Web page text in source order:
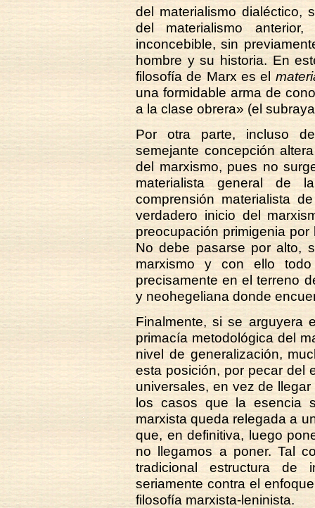
del materialismo dialéctico,
del materialismo
inconcebible, sin
hombre y su historia. En
filosofía de Marx es el
una formidable arma de
a la clase obrera» (el
Por otra parte, incluso
semejante concepción
del marxismo, pues no
materialista general de
comprensión materialista
verdadero inicio del
preocupación primigenia
No debe pasarse por alto,
marxismo y con ello
precisamente en el terreno
y neohegeliana donde
Finalmente, si se arguyera
primacía metodológica del
nivel de generalización,
esta posición, por pecar del
universales, en vez de
los casos que la esencia
marxista queda relegada a
que, en definitiva, luego
no llegamos a poner. Tal
tradicional estructura de
seriamente contra el
filosofía marxista-leninista.